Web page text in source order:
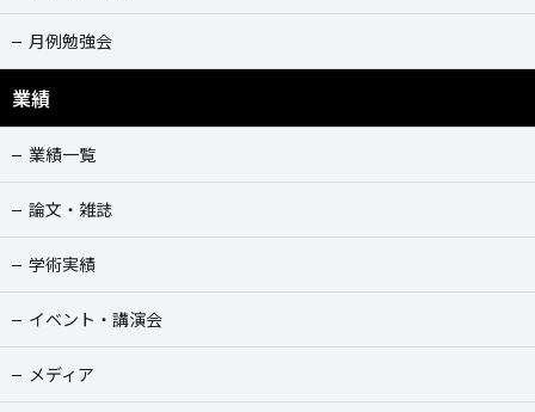
月例勉強会
業績
業績一覧
論文・雑誌
学術実績
イベント・講演会
メディア